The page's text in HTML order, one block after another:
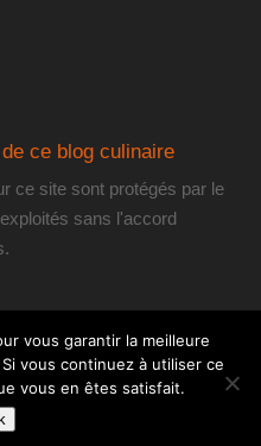
ce blog culinaire
ce site sont protégés par le
sans l'accord
par Mantra&WordPress.
vous garantir la meilleure
vous continuez à utiliser ce
vous en êtes satisfait.